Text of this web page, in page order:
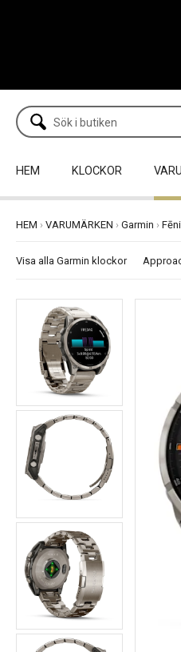
HEM KLOCKOR
HEM › VARUMÄRKEN › Garmin ›
Visa alla Garmin klockor